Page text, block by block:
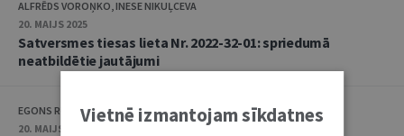
ALFRĒDS VOROŅKO, INESE NIKUĻCEVA
20. MAIJS 2025
Satversmes tiesas lieta Nr. 2022-32-01: spriedumā
neatbildētie jautājumi
EGONS RUSANOVS, SANTA OBORENKO, LINDA LIELBRIEDE
20. MAIJS 2025
Vietnē izmantojam sīkdatnes